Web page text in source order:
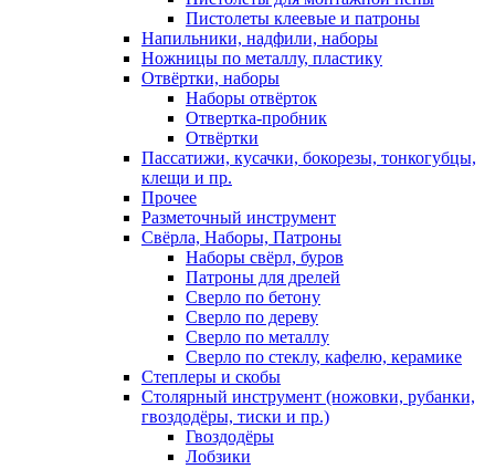
Пистолеты клеевые и патроны
Напильники, надфили, наборы
Ножницы по металлу, пластику
Отвёртки, наборы
Наборы отвёрток
Отвертка-пробник
Отвёртки
Пассатижи, кусачки, бокорезы, тонкогубцы,
клещи и пр.
Прочее
Разметочный инструмент
Свёрла, Наборы, Патроны
Наборы свёрл, буров
Патроны для дрелей
Сверло по бетону
Сверло по дереву
Сверло по металлу
Сверло по стеклу, кафелю, керамике
Степлеры и скобы
Столярный инструмент (ножовки, рубанки,
гвоздодёры, тиски и пр.)
Гвоздодёры
Лобзики